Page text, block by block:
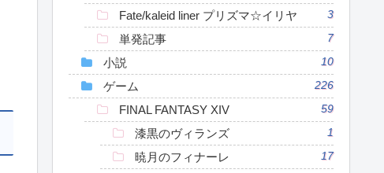
Fate/kaleid liner プリズマ☆イリヤ 3
単発記事 7
小説 10
ゲーム 226
FINAL FANTASY XIV 59
漆黒のヴィランズ 1
暁月のフィナーレ 17